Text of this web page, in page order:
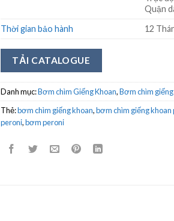
Quận
Thời gian bảo hành
12
TẢI CATALOGUE
Danh mục:Bơm chìm Giếng Khoan,Bơm chìm
Thẻ:bơm chìm giếng khoan,bơm chìm giếng khoan
peroni,bơm peroni